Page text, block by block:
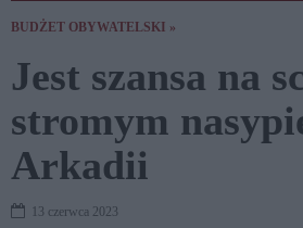
BUDŻET OBYWATELSKI »
Jest szansa na
stromym
Arkadii
13 czerwca 2023